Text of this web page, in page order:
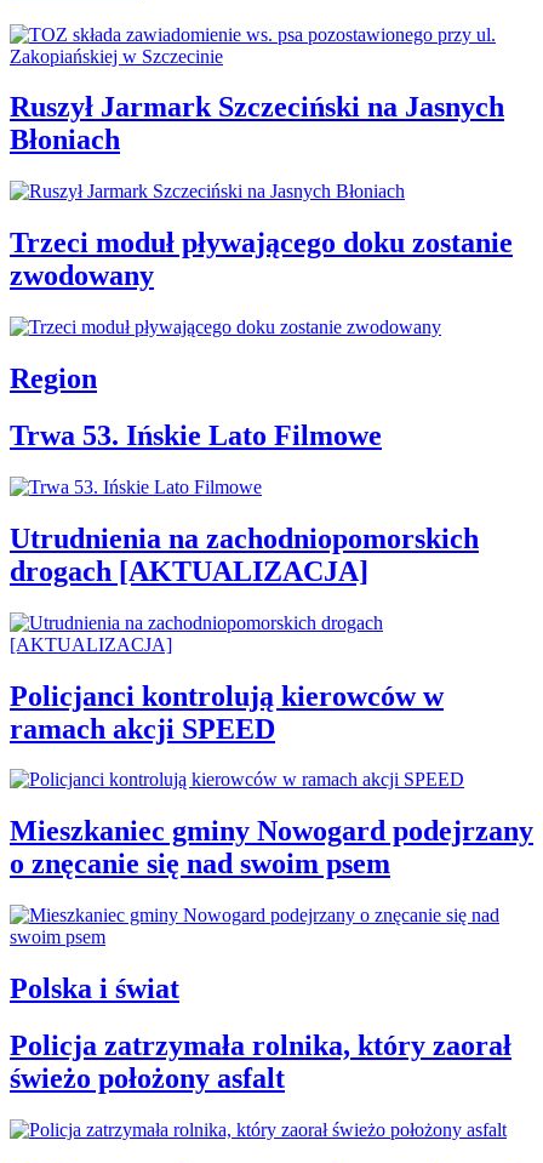
Ruszył Jarmark Szczeciński na Jasnych
Błoniach
Trzeci moduł pływającego doku zostanie
zwodowany
Region
Trwa 53. Ińskie Lato Filmowe
Utrudnienia na zachodniopomorskich
drogach [AKTUALIZACJA]
Policjanci kontrolują kierowców w
ramach akcji SPEED
Mieszkaniec gminy Nowogard podejrzany
o znęcanie się nad swoim psem
Polska i świat
Policja zatrzymała rolnika, który zaorał
świeżo położony asfalt